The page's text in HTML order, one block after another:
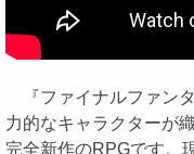
『ファイナルファン
力的なキャラクターが
完全新作のRPGです。